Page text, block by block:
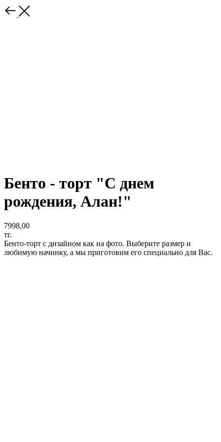
Бенто - торт "С днем
рождения, Алан!"
7998,00
тг.
Бенто-торт с дизайном как на фото. Выберите размер и
любимую начинку, а мы приготовим его специально для Вас.